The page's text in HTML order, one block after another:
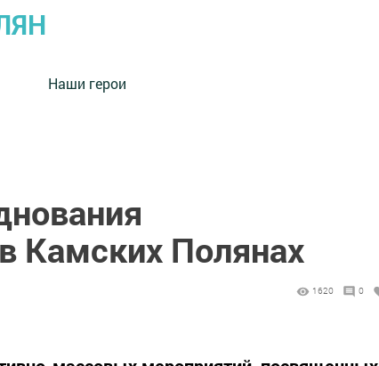
Наши герои
Камских Полянах
1620 0